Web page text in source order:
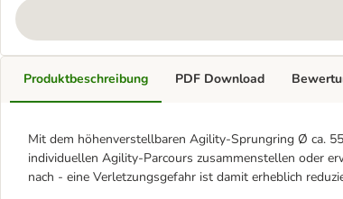
Produktbeschreibung
Mit dem höhenverstellbaren Agility-Sprungring Ø ca.
individuellen Agility-Parcours zusammenstellen oder
nach - eine Verletzungsgefahr ist damit erheblich
PDF Download